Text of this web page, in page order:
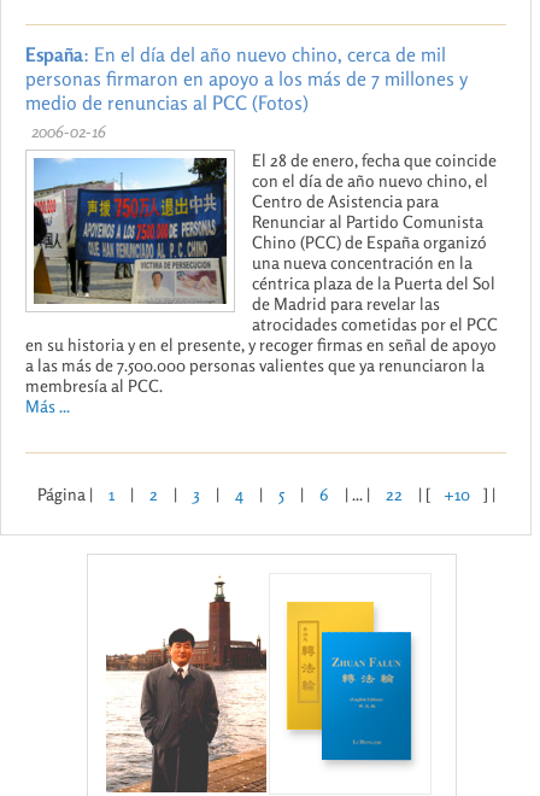
España: En el día del año nuevo chino, cerca de mil
personas firmaron en apoyo a los más de 7 millones y
medio de renuncias al PCC (Fotos)
2006-02-16
El 28 de enero, fecha que coincide
con el día de año nuevo chino, el
Centro de Asistencia para
Renunciar al Partido Comunista
Chino (PCC) de España organizó
una nueva concentración en la
céntrica plaza de la Puerta del Sol
de Madrid para revelar las
atrocidades cometidas por el PCC
en su historia y en el presente, y recoger firmas en señal de apoyo
a las más de 7.500.000 personas valientes que ya renunciaron la
membresía al PCC.
Más ...
Página | 1 | 2 | 3 | 4 | 5 | 6 | ... | 22 | [ +10 ] |